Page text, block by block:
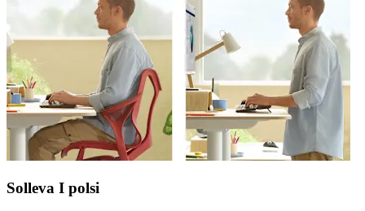
Solleva I polsi